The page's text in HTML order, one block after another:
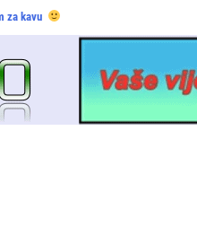
za kavu